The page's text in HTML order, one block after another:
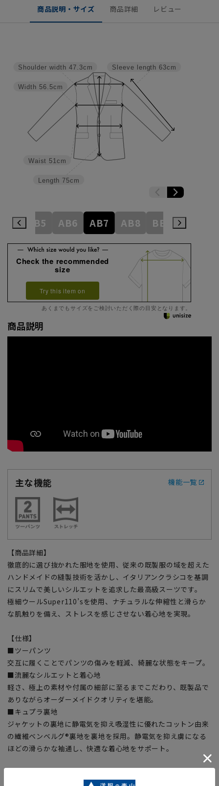
商品説明・サイズ 商品詳細 レビュー
Sleeve length 63cm
Length 75cm
Waist 51cm
Width 56.5cm
Shoulder width 47.3cm
AB5 AB6 AB7 AB8 BE3 BE4
Check the recommended
size
Try this item on
あくまでもサイズをご検討いただく際の目安となります。
商品説明
主な機能 機能一覧
【商品詳細】
徹底的に選び抜かれた服地を使用、従来の既製服の域を超えた
ハンドメイドの縫製技術を活かし、イタリアンクラシコを基調
にスリムで美しいシルエットを追求した最高級スーツです。
極細ウールSuper110’sを使用、ナチュラルな伸縮性と滑らか
な肌触りを備え、ストレスを感じさせない着心地を実現。
【仕様】
■ツーパンツ
交互に履くことでパンツの傷みを軽減、綺麗な状態をキープ。
■流麗なシルエットと着心地
軽さ、極上の素材や付属の細部に至るまでこだわり、既製品で
ありながらオーダーメイドクオリティを堪能。
■キュプラ裏地
ジャケットの裏地に静電気を抑え吸湿性に優れたコットン由来
の繊維ベンベルグ®裏地を裏地を採用。静電気を抑え虜になる
ほどの滑らかな袖通し、快適な着心地をサポート。